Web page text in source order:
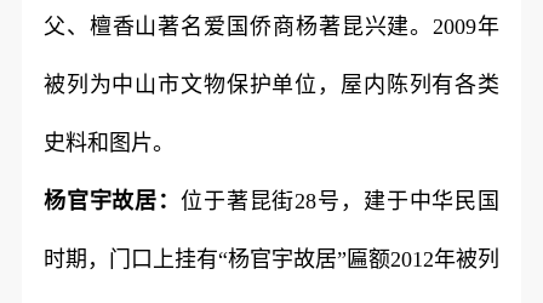
父、檀香山著名爱国侨商杨著昆兴建。2009年
被列为中山市文物保护单位，屋内陈列有各类
史料和图片。
杨官宇故居： 位于著昆街28号，建于中华民国
时期，门口上挂有“杨官宇故居”匾额2012年被列